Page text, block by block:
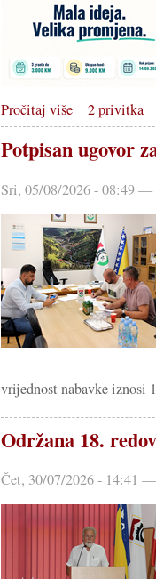
Pročitaj više 2 privitka
Potpisan ugovor
Sri, 05/08/2026 - 08:49
vrijednost nabavke iznosi
Održana 18.
Čet, 30/07/2026 - 14:41